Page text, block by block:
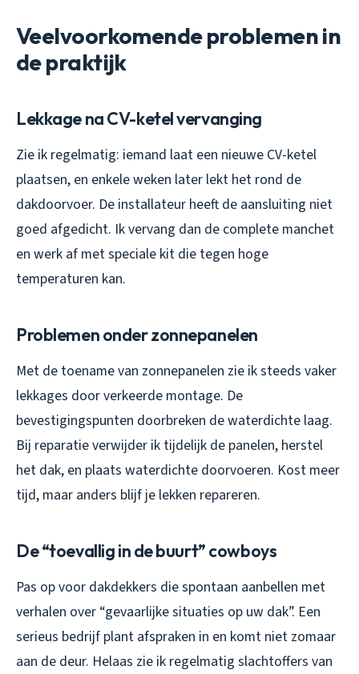
Veelvoorkomende problemen in
de praktijk
Lekkage na CV-ketel vervanging
Zie ik regelmatig: iemand laat een nieuwe CV-ketel
plaatsen, en enkele weken later lekt het rond de
dakdoorvoer. De installateur heeft de aansluiting niet
goed afgedicht. Ik vervang dan de complete manchet
en werk af met speciale kit die tegen hoge
temperaturen kan.
Problemen onder zonnepanelen
Met de toename van zonnepanelen zie ik steeds vaker
lekkages door verkeerde montage. De
bevestigingspunten doorbreken de waterdichte laag.
Bij reparatie verwijder ik tijdelijk de panelen, herstel
het dak, en plaats waterdichte doorvoeren. Kost meer
tijd, maar anders blijf je lekken repareren.
De “toevallig in de buurt” cowboys
Pas op voor dakdekkers die spontaan aanbellen met
verhalen over “gevaarlijke situaties op uw dak”. Een
serieus bedrijf plant afspraken in en komt niet zomaar
aan de deur. Helaas zie ik regelmatig slachtoffers van